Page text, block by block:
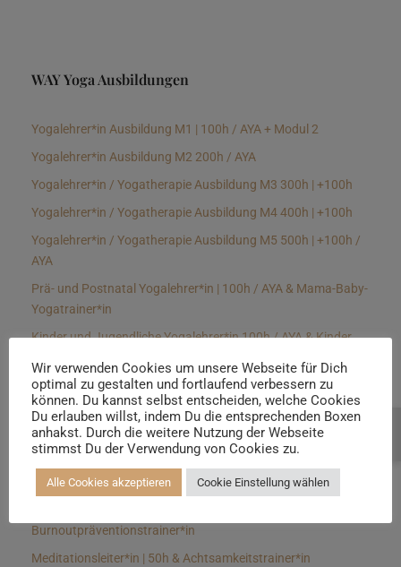
WAY Yoga Ausbildungen
Yogalehrer*in Ausbildung M1 | 100h / AYA + Modul 2
Yogalehrer*in Ausbildung M2 200h / AYA
Yogalehrer*in / Yogatherapie Ausbildung M3 300h | +100h
Yogalehrer*in / Yogatherapie Ausbildung M4 400h | +100h
Yogalehrer*in / Yogatherapie Ausbildung M5 500h | +100h /
AYA
Prä- und Postnatal Yogalehrer*in | 100h / AYA & Mama-Baby-
Yogatrainer*in
Kinder und Jugendliche Yogalehrer*in 100h / AYA & Kinder
Yin Yogalehrer*in | 100 h & Faszientrainer*in
Hormon Yogalehrer*in / Yogatherapeut*in &
Stressmanagementtrainer*in | 70h
Longevitytrainer*in
Burnoutpräventionstrainer*in
Meditationsleiter*in | 50h & Achtsamkeitstrainer*in
Wir verwenden Cookies um unsere Webseite für Dich
optimal zu gestalten und fortlaufend verbessern zu
können. Du kannst selbst entscheiden, welche Cookies
Du erlauben willst, indem Du die entsprechenden Boxen
anhakst. Durch die weitere Nutzung der Webseite
stimmst Du der Verwendung von Cookies zu.
Alle Cookies akzeptieren Cookie Einstellung wählen
Beratung buchen